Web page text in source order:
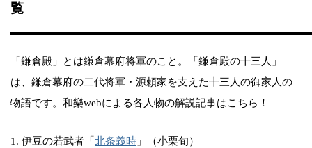
覧
「鎌倉殿」とは鎌倉幕府将軍のこと。「鎌倉殿の十三人」
は、鎌倉幕府の二代将軍・源頼家を支えた十三人の御家人の
物語です。和樂webによる各人物の解説記事はこちら！
1. 伊豆の若武者「 北条義時 」（小栗旬）